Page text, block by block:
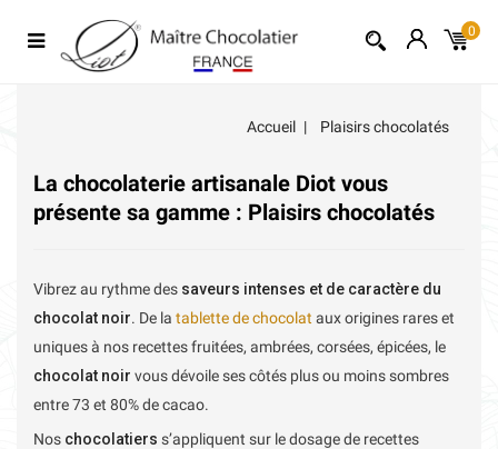
0
Accueil Plaisirs chocolatés
La chocolaterie artisanale Diot vous
présente sa gamme : Plaisirs chocolatés
Vibrez au rythme des saveurs intenses et de caractère du
chocolat noir. De la tablette de chocolat aux origines rares et
uniques à nos recettes fruitées, ambrées, corsées, épicées, le
chocolat noir vous dévoile ses côtés plus ou moins sombres
entre 73 et 80% de cacao.
Nos chocolatiers s’appliquent sur le dosage de recettes